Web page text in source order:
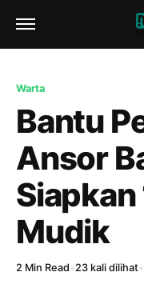
Warta
Bantu
Ansor
Siapkan
Mudik
2 Min Read •23 kali dilihat•